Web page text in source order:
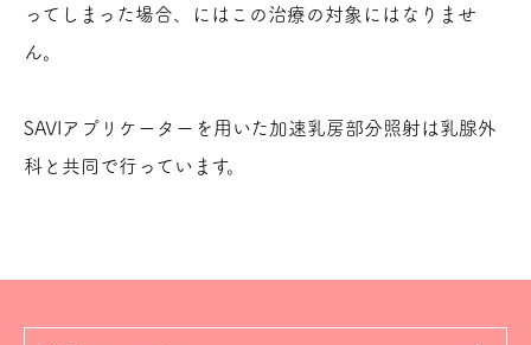
ってしまった場合、にはこの治療の対象にはなりませ
ん。
SAVIアプリケーターを用いた加速乳房部分照射は乳腺外
科と共同で行っています。